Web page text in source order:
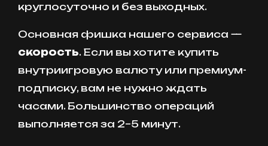
круглосуточно и без выходных.
Основная фишка нашего сервиса —
скорость. Если вы хотите купить
внутриигровую валюту или премиум-
подписку, вам не нужно ждать
часами. Большинство операций
выполняется за 2–5 минут.